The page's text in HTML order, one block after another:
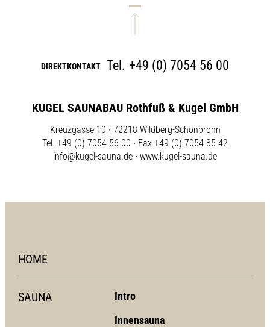
DIREKTKONTAKT Tel. +49 (0) 7054 56 00
KUGEL SAUNABAU Rothfuß & Kugel GmbH
Kreuzgasse 10 ∙ 72218 Wildberg-Schönbronn
Tel. +49 (0) 7054 56 00 ∙ Fax +49 (0) 7054 85 42
info@kugel-sauna.de ∙ www.kugel-sauna.de
HOME
SAUNA
Intro
Innensauna